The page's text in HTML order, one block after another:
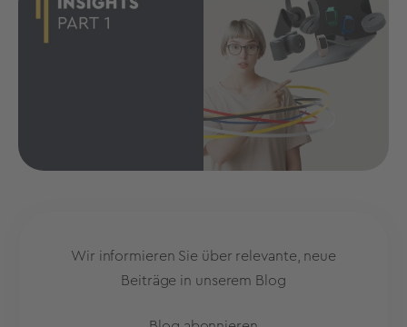
Wir informieren Sie über relevante, neue
Beiträge in unserem Blog